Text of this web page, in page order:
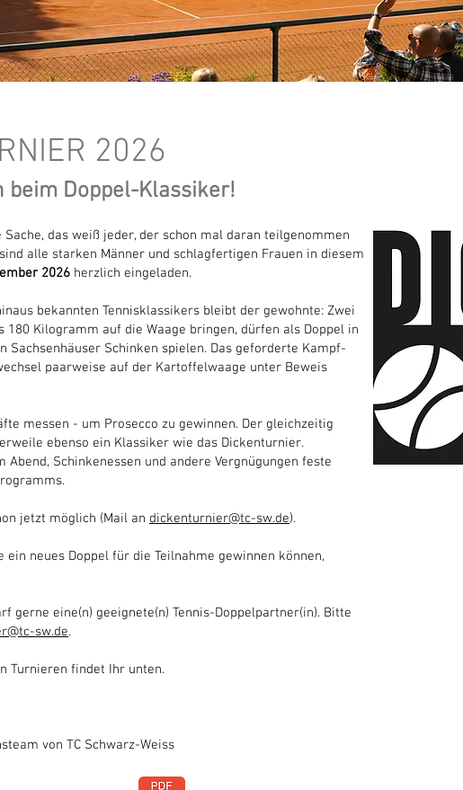
2026
Doppel-Klassiker!
das weiß jeder, der schon mal daran teilgenommen
alle starken Männer und schlagfertigen Frauen in diesem
2026 herzlich eingeladen.
bekannten Tennisklassikers bleibt der gewohnte: Zwei
180 Kilogramm auf die Waage bringen, dürfen als Doppel in
Sachsenhäuser Schinken spielen. Das geforderte Kampf-
paarweise auf der Kartoffelwaage unter Beweis
messen - um Prosecco zu gewinnen. Der gleichzeitig
ebenso ein Klassiker wie das Dickenturnier.
Abend, Schinkenessen und andere Vergnügungen feste
jetzt möglich (Mail an dickenturnier@tc-sw.de).
neues Doppel für die Teilnahme gewinnen können,
gerne eine(n) geeignete(n) Tennis-Doppelpartner(in). Bitte
sw.de.
Turnieren findet Ihr unten.
von TC Schwarz-Weiss